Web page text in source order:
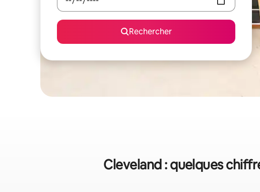
Rechercher
Cleveland : quelques